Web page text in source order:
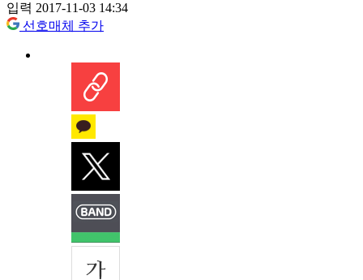
입력 2017-11-03 14:34
선호매체 추가